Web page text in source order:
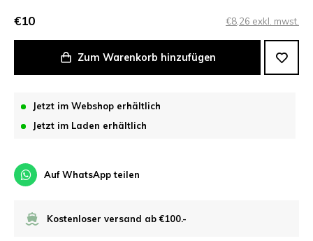
€10 €8,26 exkl. mwst.
Zum Warenkorb hinzufügen
Jetzt im Webshop erhältlich
Jetzt im Laden erhältlich
Auf WhatsApp teilen
Kostenloser versand ab €100.-